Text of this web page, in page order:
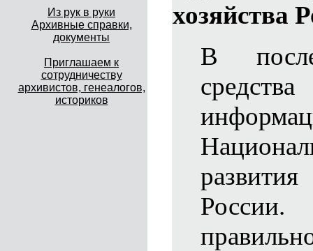
Из рук в руки
Архивные справки,
документы
Приглашаем к
сотрудничеству
архивистов, генеалогов,
историков
хозяйства
В
развития